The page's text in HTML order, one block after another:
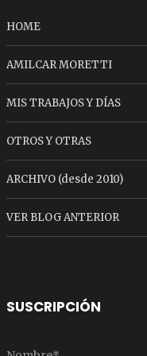
HOME
AMILCAR MORETTI
MIS TRABAJOS Y DÍAS
OTROS Y OTRAS
ARCHIVO (desde 2010)
VER BLOG ANTERIOR
SUSCRIPCIÓN